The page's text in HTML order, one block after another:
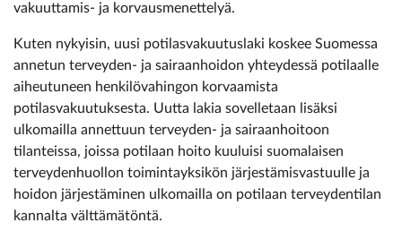
vakuuttamis- ja korvausmenettelyä.
Kuten nykyisin, uusi potilasvakuutuslaki koskee Suomessa
annetun terveyden- ja sairaanhoidon yhteydessä potilaalle
aiheutuneen henkilövahingon korvaamista
potilasvakuutuksesta. Uutta lakia sovelletaan lisäksi
ulkomailla annettuun terveyden- ja sairaanhoitoon
tilanteissa, joissa potilaan hoito kuuluisi suomalaisen
terveydenhuollon toimintayksikön järjestämisvastuulle ja
hoidon järjestäminen ulkomailla on potilaan terveydentilan
kannalta välttämätöntä.